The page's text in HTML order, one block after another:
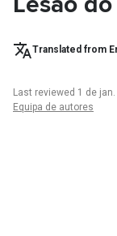
Translated from
Last reviewed 1 de
Equipa de autores